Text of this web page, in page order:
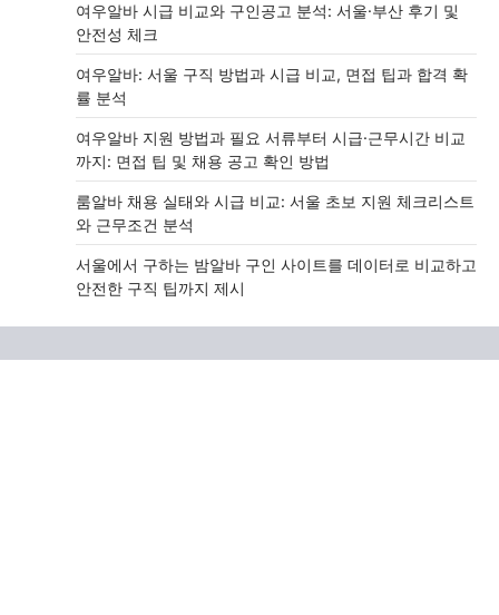
여우알바 시급 비교와 구인공고 분석: 서울·부산 후기 및
안전성 체크
여우알바: 서울 구직 방법과 시급 비교, 면접 팁과 합격 확
률 분석
여우알바 지원 방법과 필요 서류부터 시급·근무시간 비교
까지: 면접 팁 및 채용 공고 확인 방법
룸알바 채용 실태와 시급 비교: 서울 초보 지원 체크리스트
와 근무조건 분석
서울에서 구하는 밤알바 구인 사이트를 데이터로 비교하고
안전한 구직 팁까지 제시